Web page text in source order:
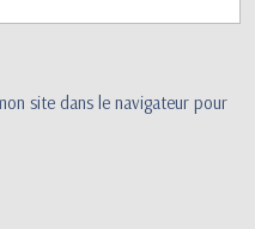
site dans le navigateur pour